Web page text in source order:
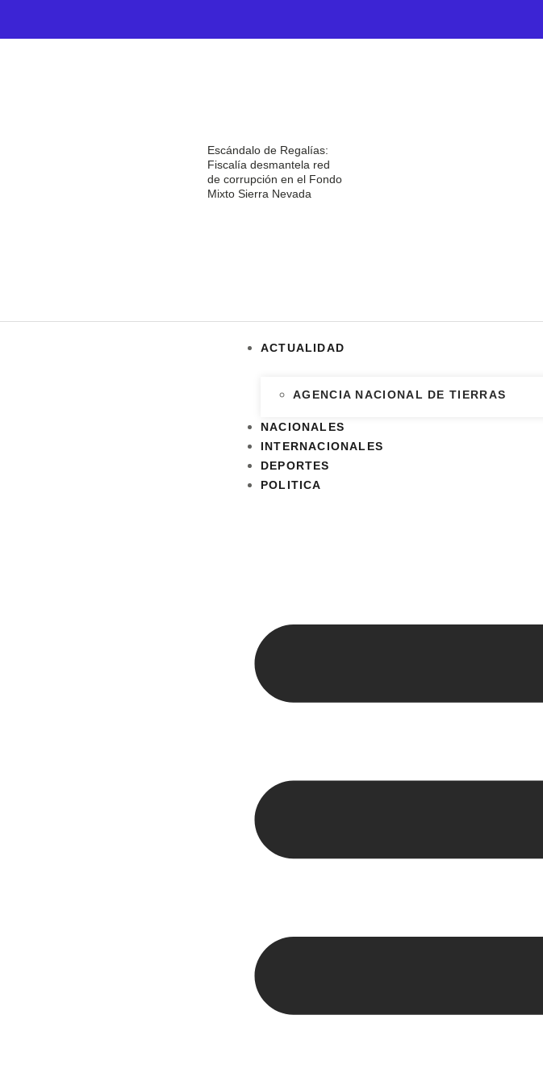
Escándalo de Regalías:
Fiscalía desmantela red
de corrupción en el Fondo
Mixto Sierra Nevada
ACTUALIDAD
AGENCIA NACIONAL DE TIERRAS
NACIONALES
INTERNACIONALES
DEPORTES
POLITICA